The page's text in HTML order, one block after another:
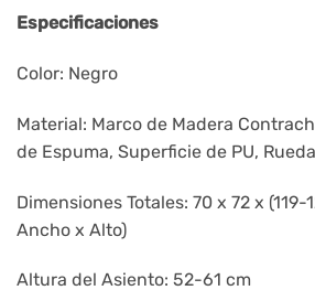
Especificaciones
Color: Negro
Material: Marco de Madera
de Espuma, Superficie de PU,
Dimensiones Totales: 70 x 72 x (119-
Ancho x Alto)
Altura del Asiento: 52-61 cm